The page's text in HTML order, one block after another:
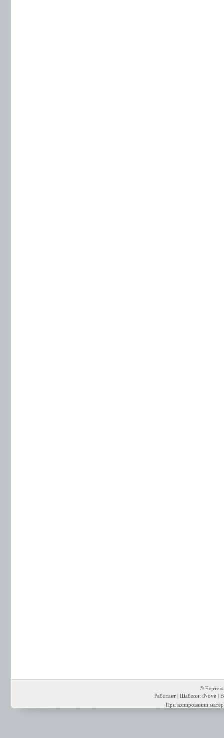
©
Работает | Шаблон: iNove |
При копировании